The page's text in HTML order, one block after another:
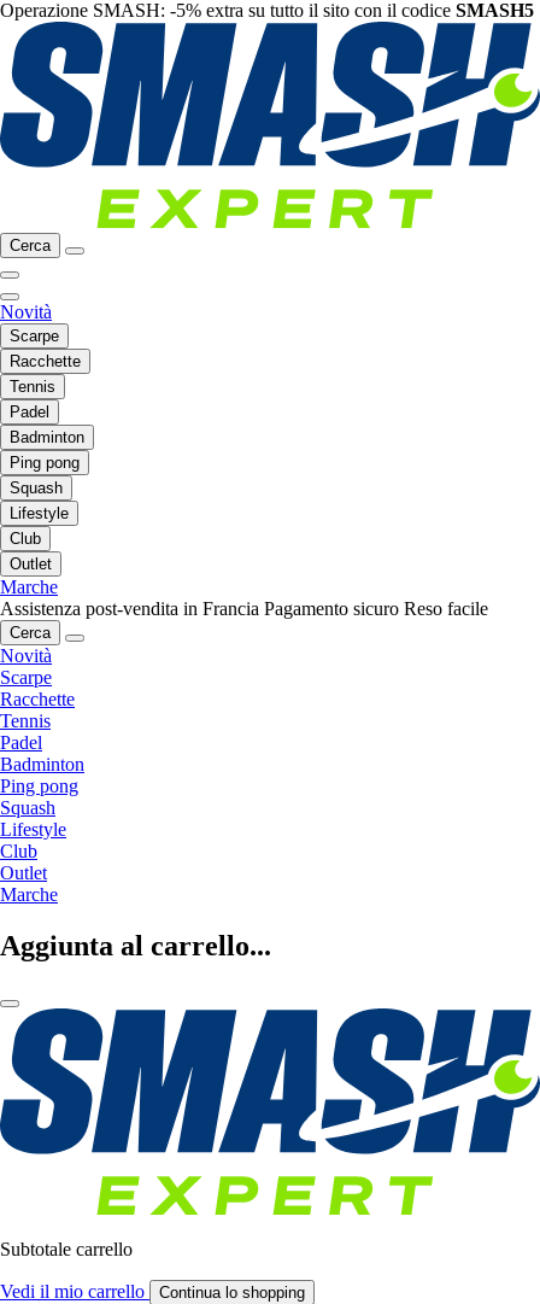
Operazione SMASH: -5% extra su tutto il sito con il codice SMASH5
Cerca
Novità
Scarpe
Racchette
Tennis
Padel
Badminton
Ping pong
Squash
Lifestyle
Club
Outlet
Marche
Assistenza post-vendita in Francia Pagamento sicuro Reso facile
Cerca
Novità
Scarpe
Racchette
Tennis
Padel
Badminton
Ping pong
Squash
Lifestyle
Club
Outlet
Marche
Aggiunta al carrello...
Subtotale carrello
Vedi il mio carrello Continua lo shopping